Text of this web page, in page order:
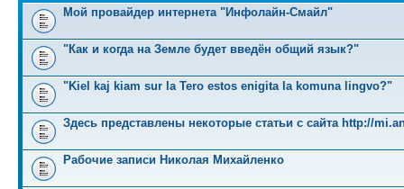
Мой провайдер интернета "Инфолайн-Смайл"
"Как и когда на Земле будет введён общий язык?"
"Kiel kaj kiam sur la Tero estos enigita la komuna lingvo?"
Здесь представлены некоторые статьи с сайта http://
Рабочие записи Николая Михайленко